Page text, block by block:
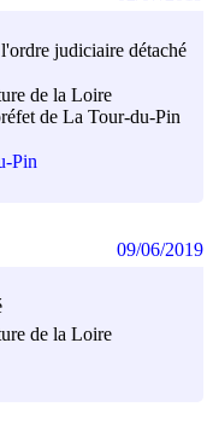
judiciaire détaché
de la Loire
de La Tour-du-Pin
Pin
de la Loire
09/06/2019